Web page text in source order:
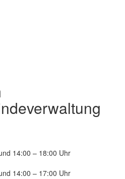
14:00 – 18:00 Uhr
14:00 – 17:00 Uhr